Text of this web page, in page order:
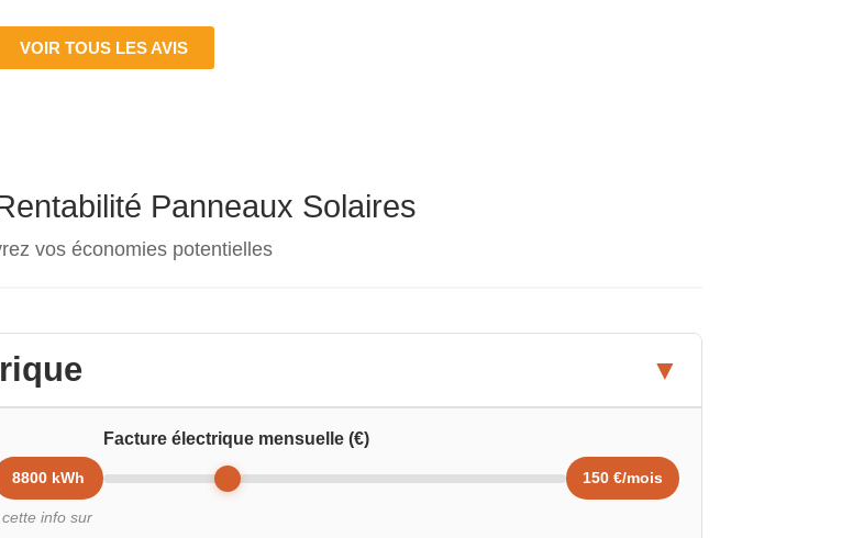
VOIR TOUS LES AVIS
Panneaux Solaires
vos économies potentielles
▼
8800 kWh
info sur
Facture électrique mensuelle (€)
150 €/mois